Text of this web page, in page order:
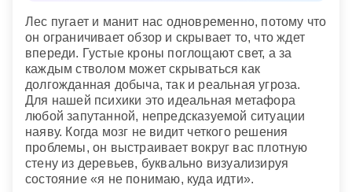
неограниченный выбор или открытие?
Чувствуете ли вы, что жизнь давит на вас
настолько, что вы даже не в состоянии
рассмотреть отдельные деревья в едином лесном
массиве?
Сонник Лоффа
вскоре вступить на поприще приятное, но не
блестящее.
Видеть во сне лес вдали
— к холодной зиме,
входить в него
— к внезапному страху,
порубленный лес видеть
— к неприятностям,
гулять по лесу зимой
— к нужде,
рубить во сне
— к успеху.
Если вы во сне продираетесь сквозь чащу —
возможно, вскоре вам придется преодолевать
препятствия на своем пути.
Любовались зелеными кронами — впереди
успех и слава.
Опавшие листья, шуршащие под ногами — к
потере.
Лес с засохшими деревьями — снится к
разочарованиям.
Семейный сонник
Лес пугает и манит нас одновременно, потому что
он ограничивает обзор и скрывает то, что ждет
впереди. Густые кроны поглощают свет, а за
каждым стволом может скрываться как
долгожданная добыча, так и реальная угроза.
Для нашей психики это идеальная метафора
любой запутанной, непредсказуемой ситуации
наяву. Когда мозг не видит четкого решения
проблемы, он выстраивает вокруг вас плотную
стену из деревьев, буквально визуализируя
состояние «я не понимаю, куда идти».